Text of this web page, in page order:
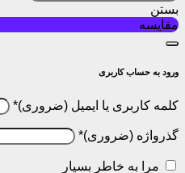
بستن
مقایسه
ورود به حساب کاربری
کلمه کاربری یا ایمیل *
گذرواژه *
مرا به خاطر بسپار